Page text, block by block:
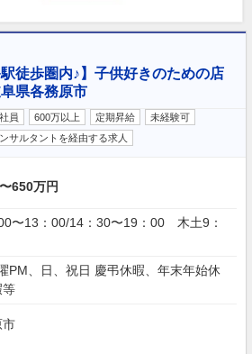
徒歩圏内♪】子供好きのための店
県各務原市
員 600万以上 定期昇給
未経験可
サルタントを経由する求人
650万円
〜13：00/14：30〜19：00 木土9：
PM、日、祝日 慶弔休暇、年末年始休
等
市